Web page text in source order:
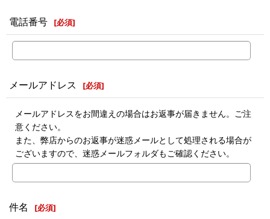
電話番号 [必須]
メールアドレス [必須]
メールアドレスをお間違えの場合はお返事が届きません。ご注
意ください。
また、弊店からのお返事が迷惑メールとして処理される場合が
ございますので、迷惑メールフォルダもご確認ください。
件名 [必須]